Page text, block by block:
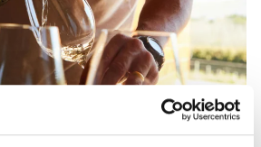
marc de la Fira del Vi de Falset, organitza
el tast de zonificació, un recorregut a